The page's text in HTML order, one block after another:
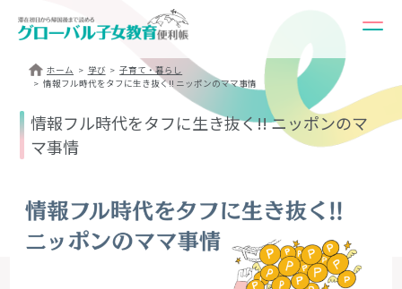
ホーム 学び
子育て・暮らし
情報フル時代をタフに生き抜く!! ニッポンのママ事情
情報フル時代をタフに生き抜く!! ニッポンのマ
マ事情